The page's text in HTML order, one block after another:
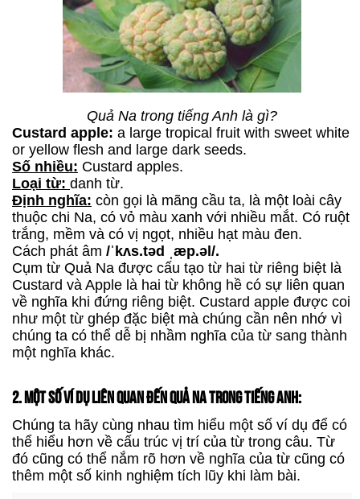
Quả Na trong tiếng Anh là gì?
Custard apple: a large tropical fruit with sweet white
or yellow flesh and large dark seeds.
Số nhiều: Custard apples.
Loại từ: danh từ.
Định nghĩa: còn gọi là mãng cầu ta, là một loài cây
thuộc chi Na, có vỏ màu xanh với nhiều mắt. Có ruột
trắng, mềm và có vị ngọt, nhiều hạt màu đen.
Cách phát âm /ˈkʌs.təd ˌæp.əl/.
Cụm từ Quả Na được cấu tạo từ hai từ riêng biệt là
Custard và Apple là hai từ không hề có sự liên quan
về nghĩa khi đứng riêng biệt. Custard apple được coi
như một từ ghép đặc biệt mà chúng cần nên nhớ vì
chúng ta có thể dễ bị nhầm nghĩa của từ sang thành
một nghĩa khác.
2. MỘT SỐ VÍ DỤ LIÊN QUAN ĐẾN QUẢ NA TRONG TIẾNG ANH:
Chúng ta hãy cùng nhau tìm hiểu một số ví dụ để có
thể hiểu hơn về cấu trúc vị trí của từ trong câu. Từ
đó cũng có thể nắm rõ hơn về nghĩa của từ cũng có
thêm một số kinh nghiệm tích lũy khi làm bài.